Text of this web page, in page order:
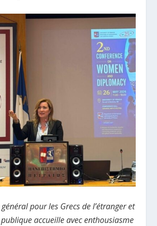
pour les Grecs de l’étranger et
accueille avec enthousiasme